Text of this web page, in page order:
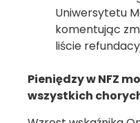
Uniwersytetu
komentując
liście
Pieniędzy w NFZ
wszystkich